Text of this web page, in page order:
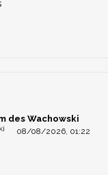
des Wachowski
08/08/2026, 01:22